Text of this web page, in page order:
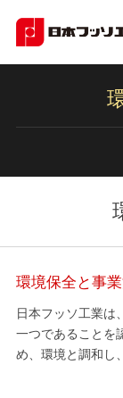
環境保全と事
日本フッソ工業は
一つであることを
め、環境と調和し